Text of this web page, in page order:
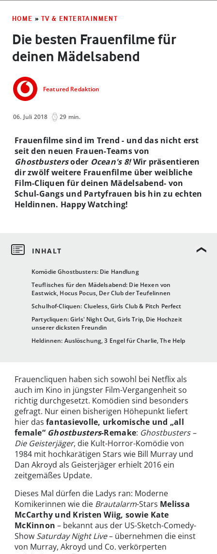
HOME » TV & ENTERTAINMENT
Die besten Frauenfilme für
deinen Mädelsabend
Featured Redaktion
06. Juli 2018 29 min.
Komödie Ghostbusters: Die Handlung
Teuflisches für den Mädelsabend: Die Hexen von
Eastwick, Hocus Pocus, Der Club der Teufelinnen
Schulhof-Cliquen: Clueless, Girls Club & Pitch Perfect
Partycliquen: Girls' Night Out, Girls Trip, Die Hochzeit
unserer dicksten Freundin
Heldinnen: Auslöschung, 3 Engel für Charlie, The Help
Frauenfilme sind im Trend - und das nicht erst
seit den neuen Frauen-Teams von
Ghostbustersoder Ocean's 8!Wir präsentieren
dir zwölf weitere Frauenfilme über weibliche
Film-Cliquen für deinen Mädelsabend- von
Schul-Gangs und Partyfrauen bis hin zu echten
Heldinnen. Happy Watching!
Frauencliquen haben sich sowohl bei Netflix als
auch im Kino in jüngster Film-Vergangenheit so
richtig durchgesetzt. Komödien sind besonders
gefragt. Nur einen bisherigen Höhepunkt liefert
hier das fantasievolle, urkomische und „all
female“ Ghostbusters-Remake: Ghostbusters –
Die Geisterjäger, die Kult-Horror-Komödie von
1984 mit hochkarätigen Stars wie Bill Murray und
Dan Akroyd als Geisterjäger erhielt 2016 ein
zeitgemäßes Update.
Dieses Mal dürfen die Ladys ran: Moderne
Komikerinnen wie die Brautalarm-Stars Melissa
McCarthy und Kristen Wiig, sowie Kate
McKinnon – bekannt aus der US-Sketch-Comedy-
Show Saturday Night Live– übernehmen die einst
von Murray, Akroyd und Co. verkörperten